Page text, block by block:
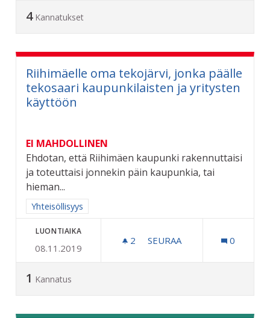
4 Kannatukset
Riihimäelle oma tekojärvi, jonka päälle
tekosaari kaupunkilaisten ja yritysten
käyttöön
EI MAHDOLLINEN
Ehdotan, että Riihimäen kaupunki rakennuttaisi
ja toteuttaisi jonnekin päin kaupunkia, tai
hieman...
Rajaa tulokset aihepiirin mukaan: Yhteisöllisyys
Yhteisöllisyys
LUONTIAIKA
08.11.2019
2 2 SEURAAJAA
SEURAA 0
1 Kannatus